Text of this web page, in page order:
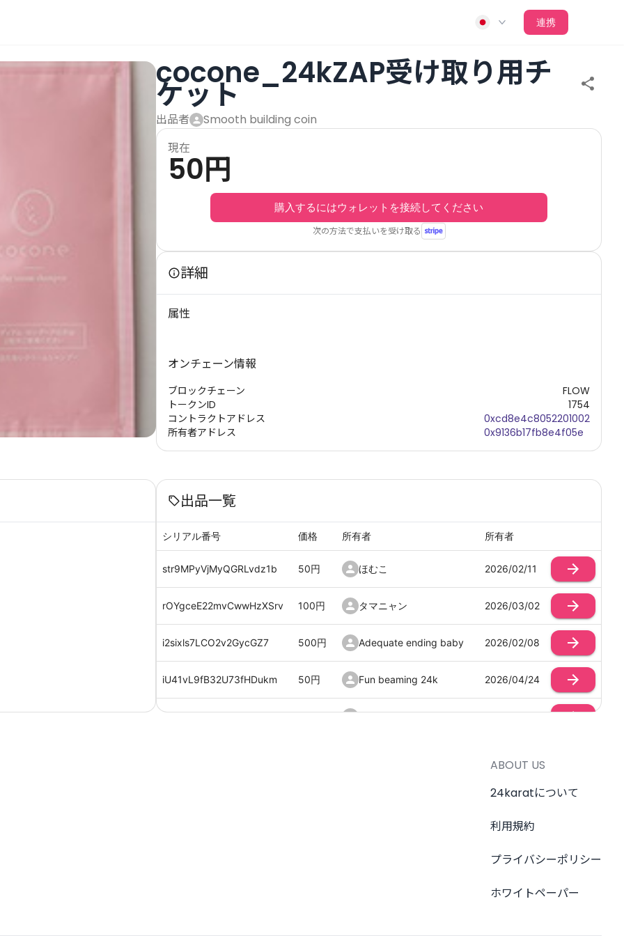
連携
cocone_24kZAP受け取り用チ
ケット
出品者
Smooth building coin
現在
50円
購入するにはウォレットを接続してください
次の方法で支払いを受け取る
詳細
属性
オンチェーン情報
ブロックチェーン
トークンID
コントラクトアドレス
所有者アドレス
FLOW
1754
0xcd8e4c8052201002
0x9136b17fb8e4f05e
出品一覧
シリアル番号 価格 所有者 所有者
str9MPyVjMyQGRLvdz1b 50円 ほむこ 2026/02/11
rOYgceE22mvCwwHzXSrv 100円 タマニャン 2026/03/02
i2sixls7LCO2v2GycGZ7 500円 Adequate ending baby 2026/02/08
iU41vL9fB32U73fHDukm 50円 Fun beaming 24k 2026/04/24
akFndGHLJuV3zmf4sR7B 100円 2026/01/27
2026/03/24
2026/03/02
ABOUT US
24karatについて
利用規約
プライバシーポリシー
ホワイトペーパー